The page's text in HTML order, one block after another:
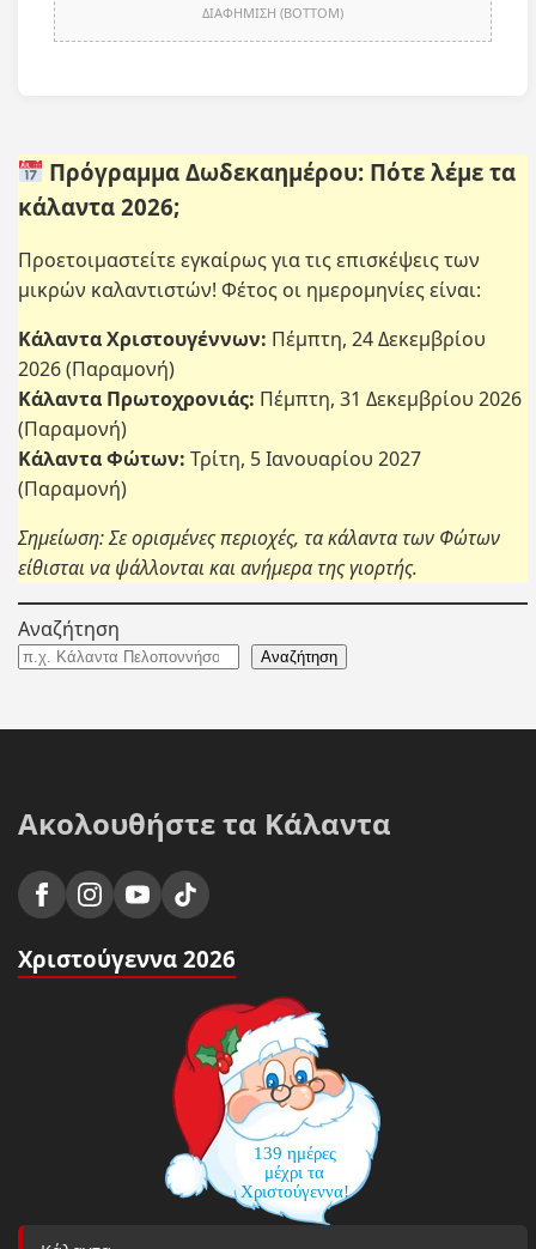
ΔΙΑΦΗΜΙΣΗ (BOTTOM)
Πρόγραμμα Δωδεκαημέρου: Πότε λέμε τα
κάλαντα 2026;
Προετοιμαστείτε εγκαίρως για τις επισκέψεις των
μικρών καλαντιστών! Φέτος οι ημερομηνίες είναι:
Κάλαντα Χριστουγέννων: Πέμπτη, 24 Δεκεμβρίου
2026 (Παραμονή)
Κάλαντα Πρωτοχρονιάς: Πέμπτη, 31 Δεκεμβρίου 2026
(Παραμονή)
Κάλαντα Φώτων: Τρίτη, 5 Ιανουαρίου 2027
(Παραμονή)
Σημείωση: Σε ορισμένες περιοχές, τα κάλαντα των Φώτων
είθισται να ψάλλονται και ανήμερα της γιορτής.
Αναζήτηση
Αναζήτηση
Ακολουθήστε τα Κάλαντα
Χριστούγεννα 2026
139 ημέρες
μέχρι τα
Χριστούγεννα!